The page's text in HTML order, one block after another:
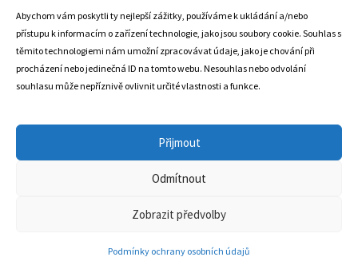
Abychom vám poskytli ty nejlepší zážitky, používáme k ukládání a/nebo
přístupu k informacím o zařízení technologie, jako jsou soubory cookie. Souhlas s
těmito technologiemi nám umožní zpracovávat údaje, jako je chování při
procházení nebo jedinečná ID na tomto webu. Nesouhlas nebo odvolání
souhlasu může nepříznivě ovlivnit určité vlastnosti a funkce.
Přijmout
Odmítnout
Zobrazit předvolby
Podmínky ochrany osobních údajů
Nám. M.R.Štefanika 518,
Trstená 02801
info@dojezdovakola.com